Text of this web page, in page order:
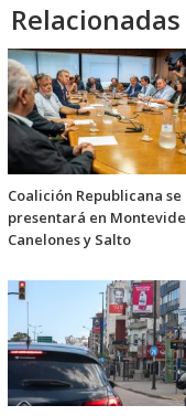
Relacionadas
Coalición Republicana se
presentará en
Canelones y Salto